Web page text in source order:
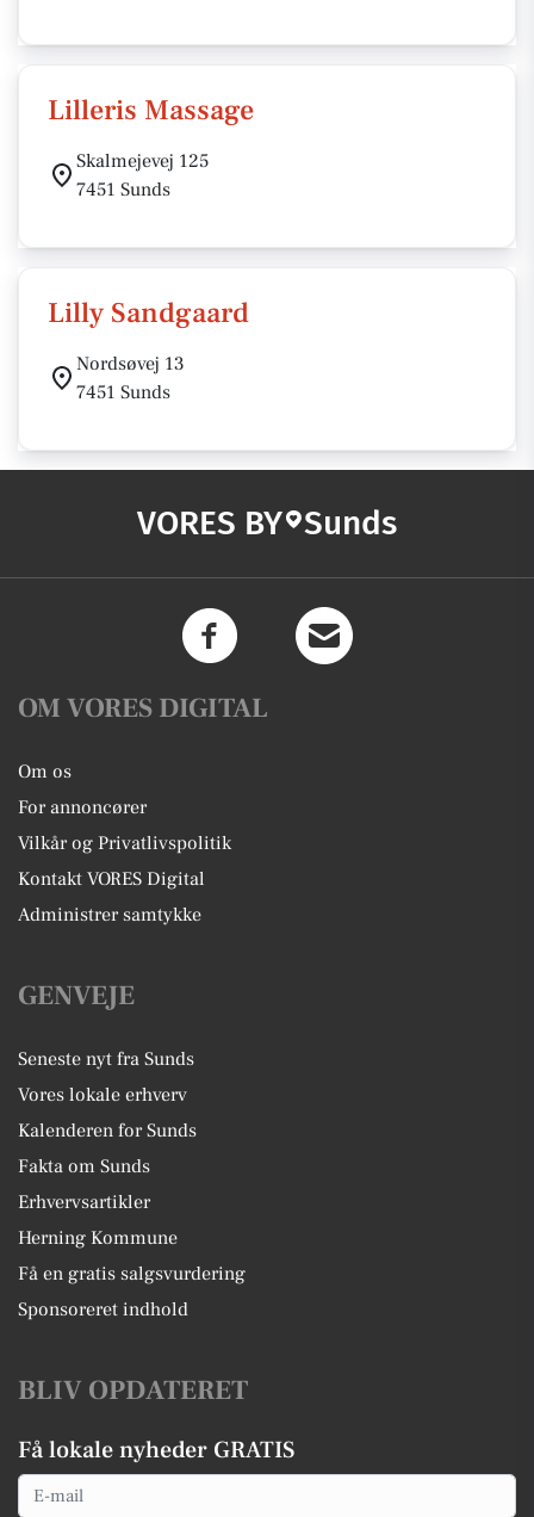
Lilleris Massage
Skalmejevej 125
7451 Sunds
Lilly Sandgaard
Nordsøvej 13
7451 Sunds
VORES BY Sunds
OM VORES DIGITAL
Om os
For annoncører
Vilkår og Privatlivspolitik
Kontakt VORES Digital
Administrer samtykke
GENVEJE
Seneste nyt fra Sunds
Vores lokale erhverv
Kalenderen for Sunds
Fakta om Sunds
Erhvervsartikler
Herning Kommune
Få en gratis salgsvurdering
Sponsoreret indhold
BLIV OPDATERET
Få lokale nyheder GRATIS
Email